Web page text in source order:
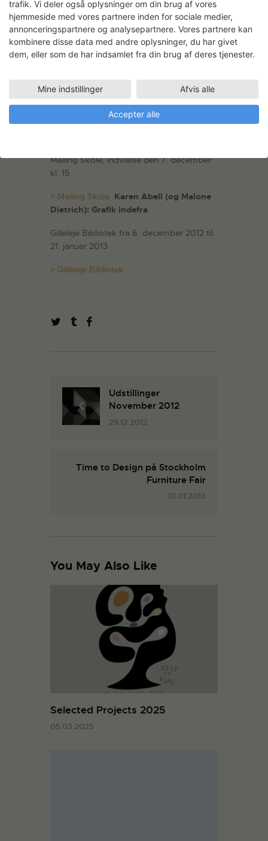
> Møstings Hus
Charlotte Hjorth-Rohde, m.fl.: Univers
Photographiques
2. december
> Mois de la photo
Fie Tanderup: Udsmykning af Malling
Malling Skole, indvielse den 7. december
kl. 15
> Malling Skole Karen Abell (og Malone
Dietrich): Grafik indefra
Gilleleje Bibliotek fra 6. december 2012 til
21. januar 2013
> Gilleleje Bibliotek
Udstillinger
November 2012
29.12.2012
Time to Design på Stockholm
Furniture Fair
01.01.2013
You May Also Like
Selected Projects 2025
05.03.2025
trafik. Vi deler også oplysninger om din brug af vores
hjemmeside med vores partnere inden for sociale medier,
annonceringspartnere og analysepartnere. Vores partnere kan
kombinere disse data med andre oplysninger, du har givet
dem, eller som de har indsamlet fra din brug af deres tjenester.
Mine indstillinger Afvis alle
Accepter alle